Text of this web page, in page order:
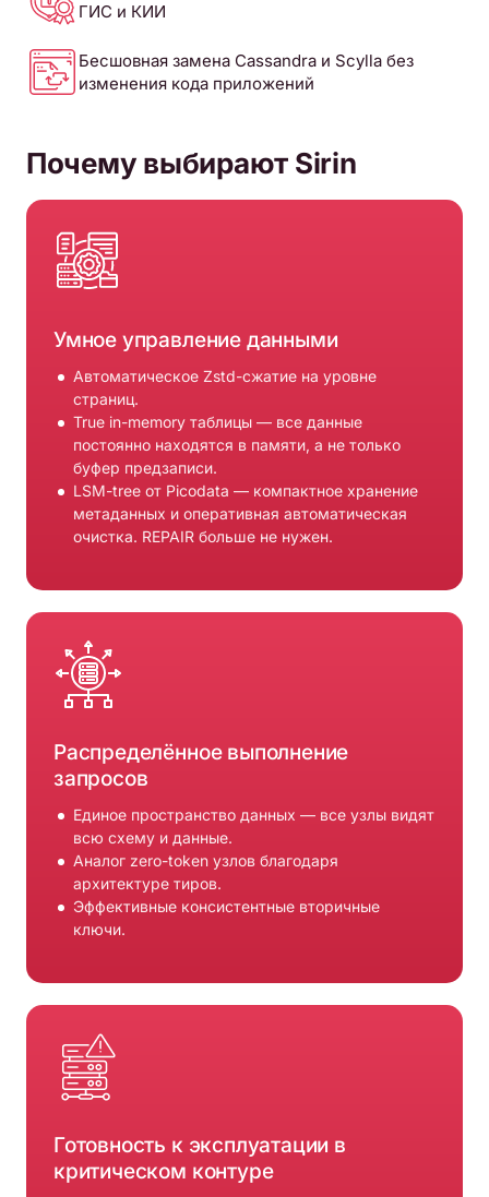
ГИС и КИИ
Бесшовная замена Cassandra и Scylla без
изменения кода приложений
Почему выбирают Sirin
Умное управление данными
Автоматическое Zstd-сжатие на уровне
страниц.
True in-memory таблицы — все данные
постоянно находятся в памяти, а не только
буфер предзаписи.
LSM-tree от Picodata — компактное хранение
метаданных и оперативная автоматическая
очистка. REPAIR больше не нужен.
Распределённое выполнение
запросов
Единое пространство данных — все узлы видят
всю схему и данные.
Аналог zero-token узлов благодаря
архитектуре тиров.
Эффективные консистентные вторичные
ключи.
Готовность к эксплуатации в
критическом контуре